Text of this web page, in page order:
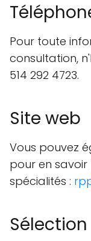
Pour toute
consultation,
514 292 4723.
Site web
Vous pouvez
pour en savoir
spécialités :